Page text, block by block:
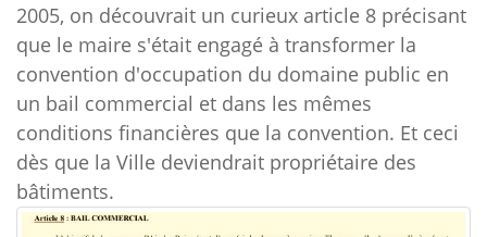
2005, on découvrait un curieux article 8 précisant
que le maire s'était engagé à transformer la
convention d'occupation du domaine public en
un bail commercial et dans les mêmes
conditions financières que la convention. Et ceci
dès que la Ville deviendrait propriétaire des
bâtiments.